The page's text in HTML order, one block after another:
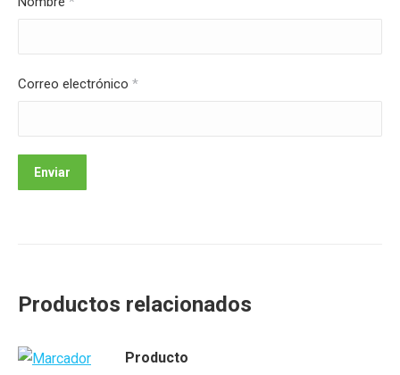
Correo electrónico *
Productos relacionados
Producto